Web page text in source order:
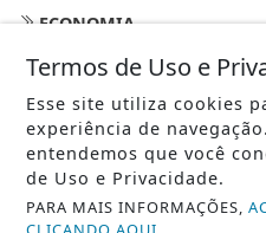
ECONOMIA
AGRO
JUSTIÇA
SAÚDE
CONTEÚDO PATROCINADO
Termos de Uso e
Esse site utiliza cookies
experiência de
entendemos que você
de Uso e Privacidade.
PARA MAIS INFORMAÇÕES,